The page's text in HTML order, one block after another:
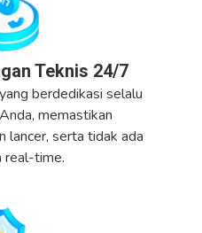
Teknis 24/7
berdedikasi selalu
memastikan
lancer, serta tidak ada
real-time.